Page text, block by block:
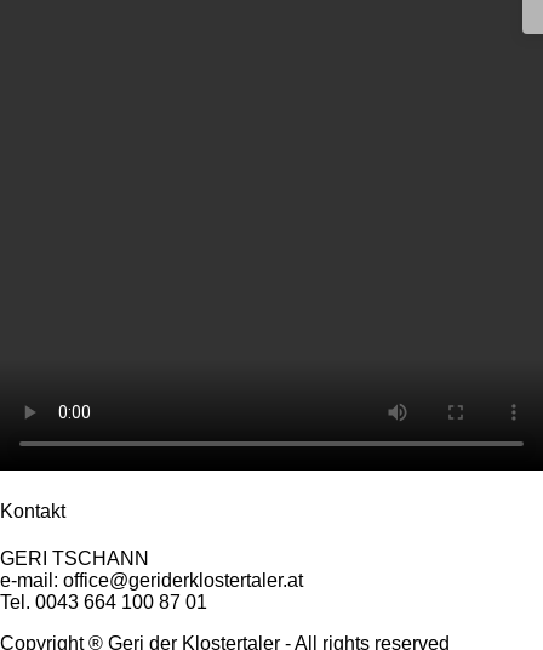
Kontakt
GERI TSCHANN
e-mail: office@geriderklostertaler.at
Tel. 0043 664 100 87 01
Copyright ® Geri der Klostertaler - All rights reserved